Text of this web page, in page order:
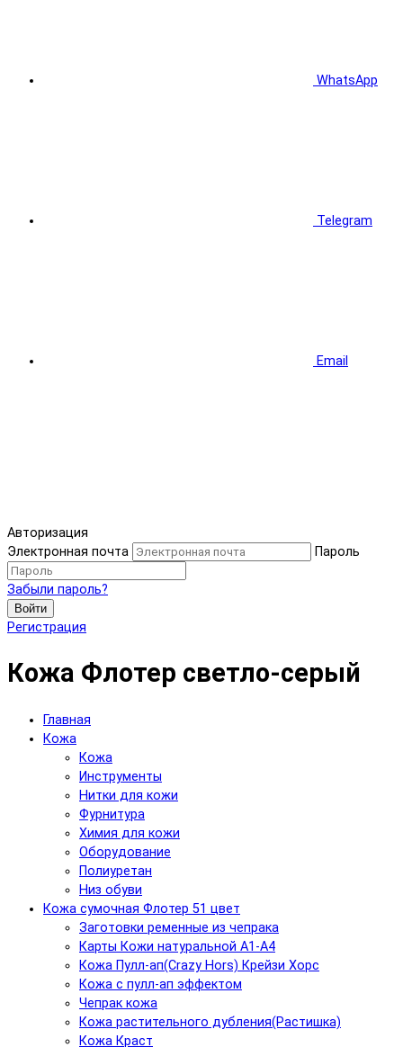
WhatsApp
Telegram
Email
Авторизация
Электронная почта
Пароль
Забыли пароль?
Войти
Регистрация
Кожа Флотер светло-серый
Главная
Кожа
Кожа
Инструменты
Нитки для кожи
Фурнитура
Химия для кожи
Оборудование
Полиуретан
Низ обуви
Кожа сумочная Флотер 51 цвет
Заготовки ременные из чепрака
Карты Кожи натуральной А1-А4
Кожа Пулл-ап(Crazy Hors) Крейзи Хорс
Кожа с пулл-ап эффектом
Чепрак кожа
Кожа растительного дубления(Растишка)
Кожа Краст